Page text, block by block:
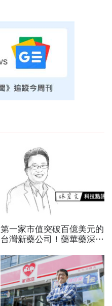
第一家市值突破百億美元的
台灣新藥公司！藥華藥深耕
田製藥？